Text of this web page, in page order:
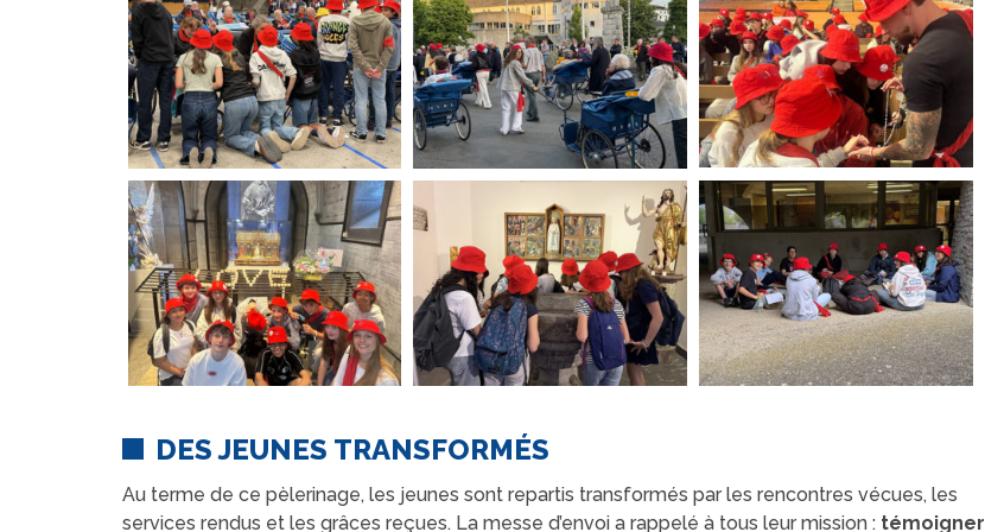
DES JEUNES TRANSFORMÉS
Au terme de ce pèlerinage, les jeunes sont repartis transformés par les rencontres vécues, les
services rendus et les grâces reçues. La messe d’envoi a rappelé à tous leur mission : témoigner